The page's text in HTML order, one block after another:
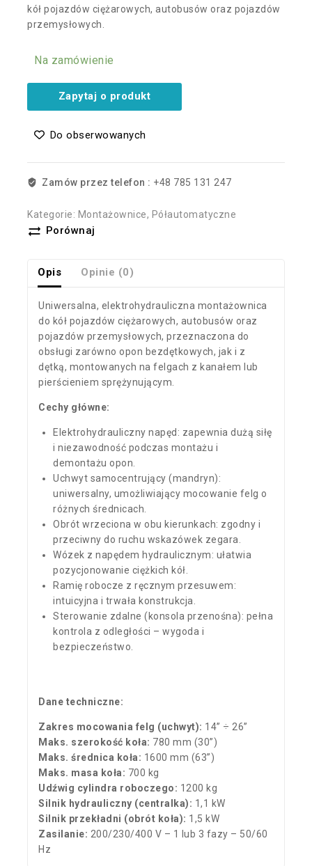
kół pojazdów ciężarowych, autobusów oraz pojazdów
przemysłowych.
Na zamówienie
Zapytaj o produkt
Do obserwowanych
Zamów przez telefon : +48 785 131 247
Kategorie: Montażownice, Półautomatyczne
Porównaj
Opis Opinie (0)
Uniwersalna, elektrohydrauliczna montażownica
do kół pojazdów ciężarowych, autobusów oraz
pojazdów przemysłowych, przeznaczona do
obsługi zarówno opon bezdętkowych, jak i z
dętką, montowanych na felgach z kanałem lub
pierścieniem sprężynującym.
Cechy główne:
Elektrohydrauliczny napęd: zapewnia dużą siłę
i niezawodność podczas montażu i
demontażu opon.
Uchwyt samocentrujący (mandryn):
uniwersalny, umożliwiający mocowanie felg o
różnych średnicach.
Obrót wrzeciona w obu kierunkach: zgodny i
przeciwny do ruchu wskazówek zegara.
Wózek z napędem hydraulicznym: ułatwia
pozycjonowanie ciężkich kół.
Ramię robocze z ręcznym przesuwem:
intuicyjna i trwała konstrukcja.
Sterowanie zdalne (konsola przenośna): pełna
kontrola z odległości – wygoda i
bezpieczeństwo.
Dane techniczne:
Zakres mocowania felg (uchwyt): 14” ÷ 26”
Maks. szerokość koła: 780 mm (30”)
Maks. średnica koła: 1600 mm (63”)
Maks. masa koła: 700 kg
Udźwig cylindra roboczego: 1200 kg
Silnik hydrauliczny (centralka): 1,1 kW
Silnik przekładni (obrót koła): 1,5 kW
Zasilanie: 200/230/400 V – 1 lub 3 fazy – 50/60
Hz